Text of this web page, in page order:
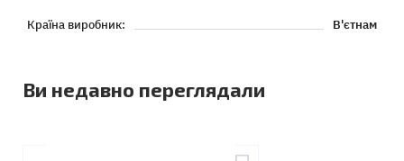
Країна виробник: В'єтнам
Ви недавно переглядали